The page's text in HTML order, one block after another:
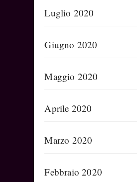
Luglio 2020
Giugno 2020
Maggio 2020
Aprile 2020
Marzo 2020
Febbraio 2020